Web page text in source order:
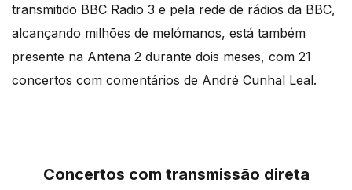
transmitido BBC Radio 3 e pela rede de rádios da BBC,
alcançando milhões de melómanos, está também
presente na Antena 2 durante dois meses, com 21
concertos com comentários de André Cunhal Leal.
Concertos com transmissão direta